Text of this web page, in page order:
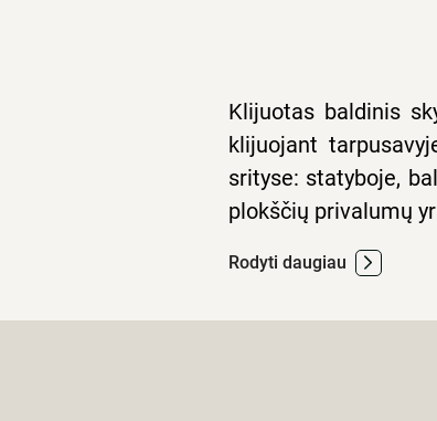
Klijuotas baldinis
klijuojant
srityse: statyboje,
plokščių privalumų
Rodyti daugiau